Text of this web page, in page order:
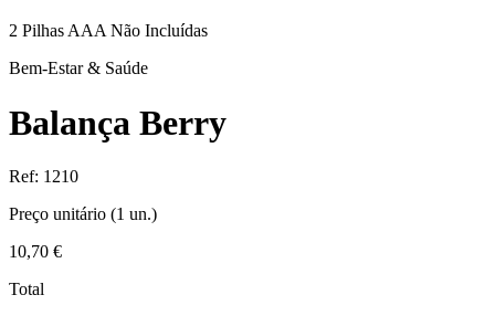
2 Pilhas AAA Não Incluídas
Bem-Estar & Saúde
Balança Berry
Ref: 1210
Preço unitário (1 un.)
10,70 €
Total